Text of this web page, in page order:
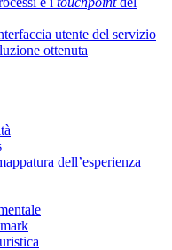
utente del servizio
ottenuta
dell’esperienza